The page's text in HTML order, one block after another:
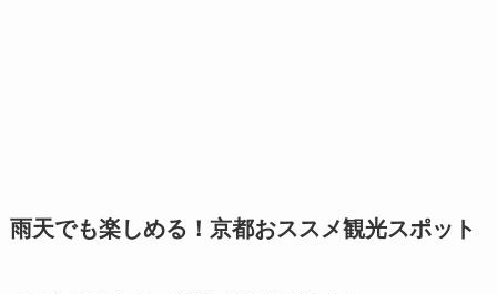
雨天でも楽しめる！京都おススメ観光スポット